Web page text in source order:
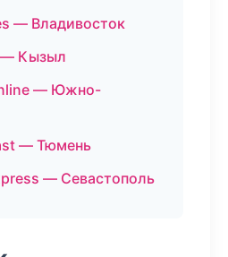
— Владивосток
— Кызыл
— Южно-
— Тюмень
— Севастополь